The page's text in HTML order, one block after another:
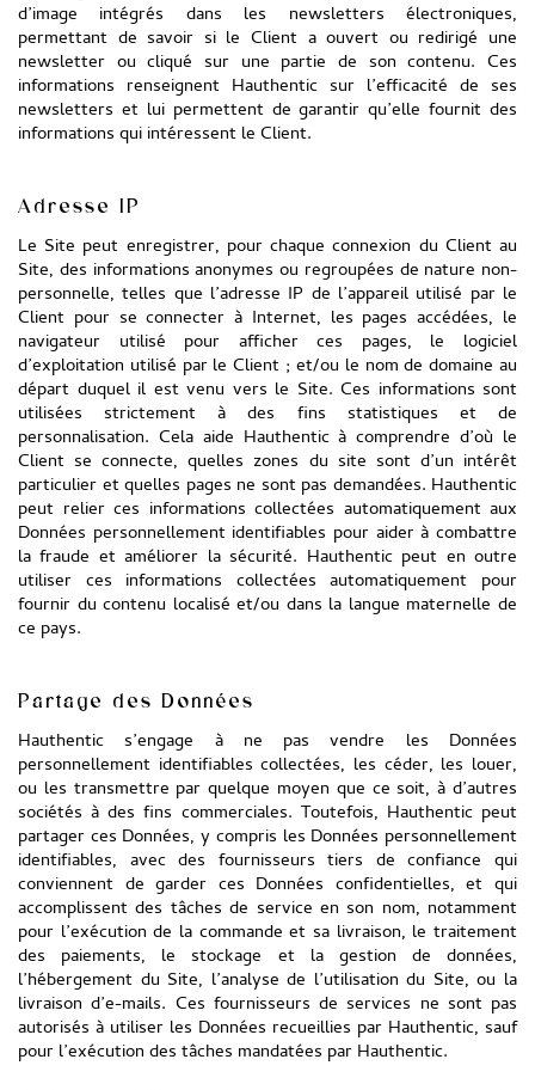
d’image intégrés dans les newsletters électroniques,
permettant de savoir si le Client a ouvert ou redirigé une
newsletter ou cliqué sur une partie de son contenu. Ces
informations renseignent Hauthentic sur l’efficacité de ses
newsletters et lui permettent de garantir qu’elle fournit des
informations qui intéressent le Client.
Adresse IP
Le Site peut enregistrer, pour chaque connexion du Client au
Site, des informations anonymes ou regroupées de nature non-
personnelle, telles que l’adresse IP de l’appareil utilisé par le
Client pour se connecter à Internet, les pages accédées, le
navigateur utilisé pour afficher ces pages, le logiciel
d’exploitation utilisé par le Client ; et/ou le nom de domaine au
départ duquel il est venu vers le Site. Ces informations sont
utilisées strictement à des fins statistiques et de
personnalisation. Cela aide Hauthentic à comprendre d’où le
Client se connecte, quelles zones du site sont d’un intérêt
particulier et quelles pages ne sont pas demandées. Hauthentic
peut relier ces informations collectées automatiquement aux
Données personnellement identifiables pour aider à combattre
la fraude et améliorer la sécurité. Hauthentic peut en outre
utiliser ces informations collectées automatiquement pour
fournir du contenu localisé et/ou dans la langue maternelle de
ce pays.
Partage des Données
Hauthentic s’engage à ne pas vendre les Données
personnellement identifiables collectées, les céder, les louer,
ou les transmettre par quelque moyen que ce soit, à d’autres
sociétés à des fins commerciales. Toutefois, Hauthentic peut
partager ces Données, y compris les Données personnellement
identifiables, avec des fournisseurs tiers de confiance qui
conviennent de garder ces Données confidentielles, et qui
accomplissent des tâches de service en son nom, notamment
pour l’exécution de la commande et sa livraison, le traitement
des paiements, le stockage et la gestion de données,
l’hébergement du Site, l’analyse de l’utilisation du Site, ou la
livraison d’e-mails. Ces fournisseurs de services ne sont pas
autorisés à utiliser les Données recueillies par Hauthentic, sauf
pour l’exécution des tâches mandatées par Hauthentic.